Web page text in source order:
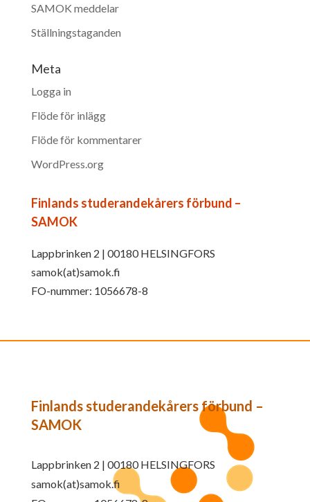
SAMOK meddelar
Ställningstaganden
Meta
Logga in
Flöde för inlägg
Flöde för kommentarer
WordPress.org
Finlands studerandekårers förbund –
SAMOK
Lappbrinken 2 | 00180 HELSINGFORS
samok(at)samok.fi
FO-nummer: 1056678-8
Finlands studerandekårers förbund –
SAMOK
Lappbrinken 2 | 00180 HELSINGFORS
samok(at)samok.fi